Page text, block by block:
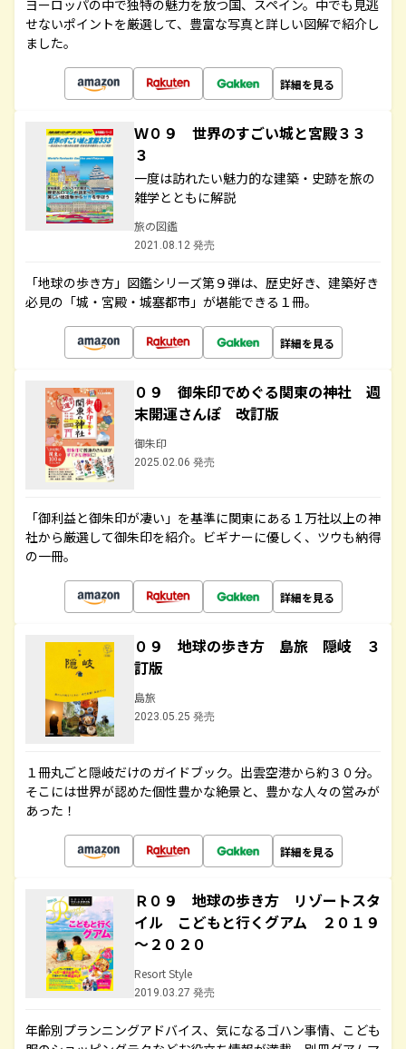
ヨーロッパの中で独特の魅力を放つ国、スペイン。中でも見逃
せないポイントを厳選して、豊富な写真と詳しい図解で紹介し
ました。
詳細を見る
Ｗ０９ 世界のすごい城と宮殿３３
３
一度は訪れたい魅力的な建築・史跡を旅の
雑学とともに解説
旅の図鑑
2021.08.12 発売
「地球の歩き方」図鑑シリーズ第９弾は、歴史好き、建築好き
必見の「城・宮殿・城塞都市」が堪能できる１冊。
詳細を見る
０９ 御朱印でめぐる関東の神社 週
末開運さんぽ 改訂版
御朱印
2025.02.06 発売
「御利益と御朱印が凄い」を基準に関東にある１万社以上の神
社から厳選して御朱印を紹介。ビギナーに優しく、ツウも納得
の一冊。
詳細を見る
０９ 地球の歩き方 島旅 隠岐 ３
訂版
島旅
2023.05.25 発売
１冊丸ごと隠岐だけのガイドブック。出雲空港から約３０分。
そこには世界が認めた個性豊かな絶景と、豊かな人々の営みが
あった！
詳細を見る
Ｒ０９ 地球の歩き方 リゾートスタ
イル こどもと行くグアム ２０１９
～２０２０
Resort Style
2019.03.27 発売
年齢別プランニングアドバイス、気になるゴハン事情、こども